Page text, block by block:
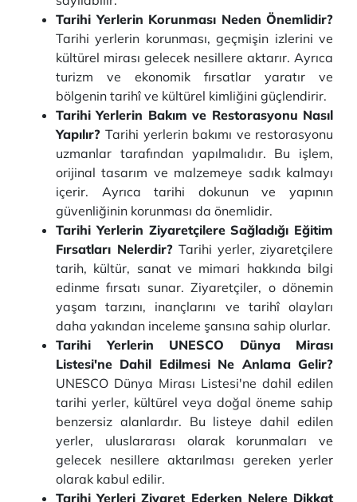
Tarihi Yerlerin Korunması Neden Önemlidir?
Tarihi yerlerin korunması, geçmişin izlerini ve
kültürel mirası gelecek nesillere aktarır. Ayrıca
turizm ve ekonomik fırsatlar yaratır ve
bölgenin tarihî ve kültürel kimliğini güçlendirir.
Tarihi Yerlerin Bakım ve Restorasyonu Nasıl
Yapılır?Tarihi yerlerin bakımı ve restorasyonu
uzmanlar tarafından yapılmalıdır. Bu işlem,
orijinal tasarım ve malzemeye sadık kalmayı
içerir. Ayrıca tarihi dokunun ve yapının
güvenliğinin korunması da önemlidir.
Tarihi Yerlerin Ziyaretçilere Sağladığı Eğitim
Fırsatları Nelerdir? Tarihi yerler, ziyaretçilere
tarih, kültür, sanat ve mimari hakkında bilgi
edinme fırsatı sunar. Ziyaretçiler, o dönemin
yaşam tarzını, inançlarını ve tarihî olayları
daha yakından inceleme şansına sahip olurlar.
Tarihi Yerlerin UNESCO Dünya Mirası
Listesi'ne Dahil Edilmesi Ne Anlama Gelir?
UNESCO Dünya Mirası Listesi'ne dahil edilen
tarihi yerler, kültürel veya doğal öneme sahip
benzersiz alanlardır. Bu listeye dahil edilen
yerler, uluslararası olarak korunmaları ve
gelecek nesillere aktarılması gereken yerler
olarak kabul edilir.
Tarihi Yerleri Ziyaret Ederken Nelere Dikkat